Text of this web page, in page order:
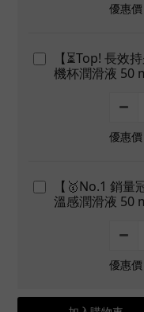
優惠
【⏳Top! 長效
機杯潤滑液 50
優惠
【🥇No.1 銷
溫感潤滑液 50
優惠